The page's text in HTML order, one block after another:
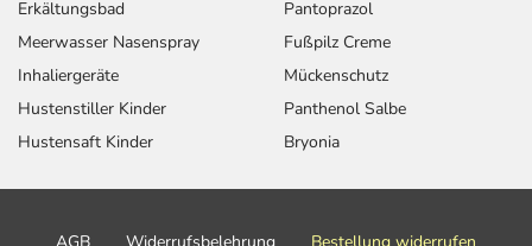
Erkältungsbad
Meerwasser Nasenspray
Inhaliergeräte
Hustenstiller Kinder
Hustensaft Kinder
Pantoprazol
Fußpilz Creme
Mückenschutz
Panthenol Salbe
Bryonia